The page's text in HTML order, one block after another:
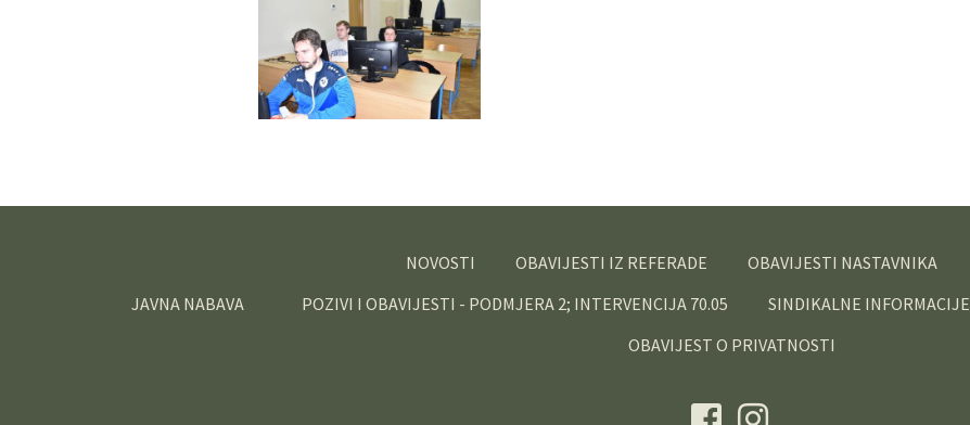
NOVOSTI OBAVIJESTI IZ REFERADE OBAVIJESTI NASTAVNIKA
JAVNA NABAVA
POZIVI I OBAVIJESTI - PODMJERA 2; INTERVENCIJA 70.05 SINDIKALNE INFORMACIJE
OBAVIJEST O PRIVATNOSTI